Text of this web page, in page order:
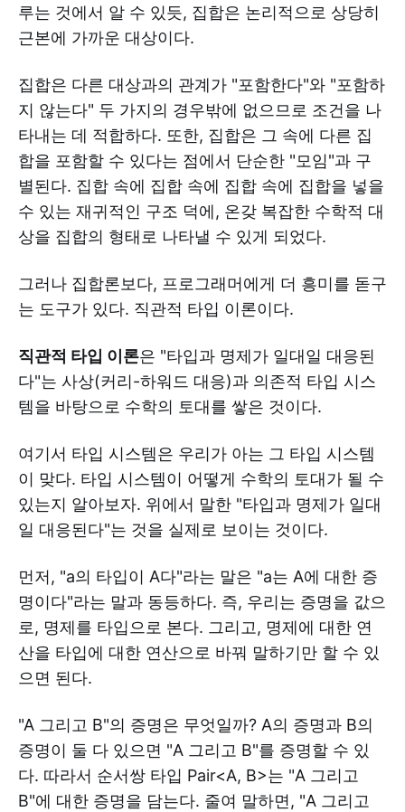
루는 것에서 알 수 있듯, 집합은 논리적으로 상당히
근본에 가까운 대상이다.
집합은 다른 대상과의 관계가 "포함한다"와 "포함하
지 않는다" 두 가지의 경우밖에 없으므로 조건을 나
타내는 데 적합하다. 또한, 집합은 그 속에 다른 집
합을 포함할 수 있다는 점에서 단순한 "모임"과 구
별된다. 집합 속에 집합 속에 집합 속에 집합을 넣을
수 있는 재귀적인 구조 덕에, 온갖 복잡한 수학적 대
상을 집합의 형태로 나타낼 수 있게 되었다.
그러나 집합론보다, 프로그래머에게 더 흥미를 돋구
는 도구가 있다. 직관적 타입 이론이다.
직관적 타입 이론은 "타입과 명제가 일대일 대응된
다"는 사상(커리-하워드 대응)과 의존적 타입 시스
템을 바탕으로 수학의 토대를 쌓은 것이다.
여기서 타입 시스템은 우리가 아는 그 타입 시스템
이 맞다. 타입 시스템이 어떻게 수학의 토대가 될 수
있는지 알아보자. 위에서 말한 "타입과 명제가 일대
일 대응된다"는 것을 실제로 보이는 것이다.
먼저, "a의 타입이 A다"라는 말은 "a는 A에 대한 증
명이다"라는 말과 동등하다. 즉, 우리는 증명을 값으
로, 명제를 타입으로 본다. 그리고, 명제에 대한 연
산을 타입에 대한 연산으로 바꿔 말하기만 할 수 있
으면 된다.
"A 그리고 B"의 증명은 무엇일까? A의 증명과 B의
증명이 둘 다 있으면 "A 그리고 B"를 증명할 수 있
다. 따라서 순서쌍 타입 Pair<A, B>는 "A 그리고
B"에 대한 증명을 담는다. 줄여 말하면, "A 그리고